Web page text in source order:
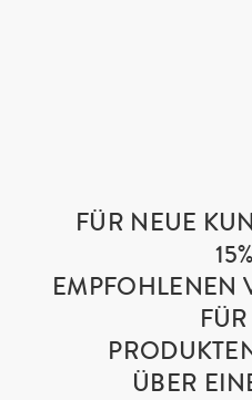
FÜR NEUE
EMPFOHLENEN
ÜBER